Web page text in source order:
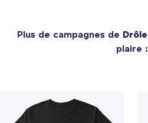
Plus de campagnes de Drôle
plaire :